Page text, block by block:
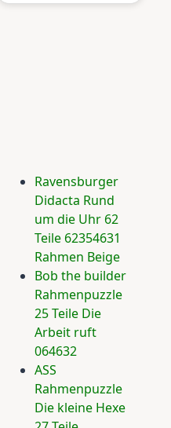
Ravensburger
Didacta Rund
um die Uhr 62
Teile 62354631
Rahmen Beige
Bob the builder
Rahmenpuzzle
25 Teile Die
Arbeit ruft
064632
ASS
Rahmenpuzzle
Die kleine Hexe